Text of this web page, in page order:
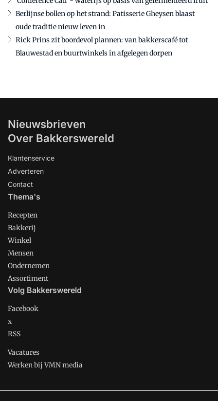
Berlijnse bollen op het strand: Patisserie Gheysen blaast
oude traditie nieuw leven in
Rick Prins zit boordevol plannen: van bakkerscafé tot
Blauwestad en buurtwinkels in afgelegen dorpen
Nieuwsbrieven
Over Bakkerswereld
Klantenservice
Adverteren
Contact
Thema's
Recepten
Bakkerij
Winkel
Mensen
Ondernemen
Assortiment
Volg Bakkerswereld
Facebook
x
RSS
Vacatures
Werken bij VMN media